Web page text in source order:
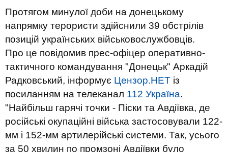
Протягом минулої доби на донецькому
напрямку терористи здійснили 39 обстрілів
позицій українських військовослужбовців.
Про це повідомив прес-офіцер оперативно-
тактичного командування "Донецьк" Аркадій
Радковський, інформує Цензор.НЕТ із
посиланням на телеканал 112 Україна.
"Найбільш гарячі точки - Піски та Авдіївка, де
російські окупаційні війська застосовували 122-
мм і 152-мм артилерійські системи. Так, усього
за 50 хвилин по промзоні Авдіївки було